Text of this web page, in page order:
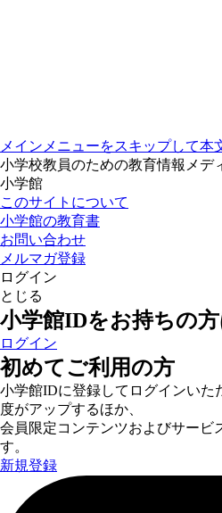
メインメニューをスキップして本
小学校教員のための教育情報メデ
小学館
このサイトについて
小学館の教育書
お問い合わせ
メルマガ登録
ログイン
とじる
小学館IDをお持ちの
ログイン
初めてご利用の方
小学館IDに登録してログインいた
度がアップするほか、
会員限定コンテンツおよびサービ
す。
新規登録